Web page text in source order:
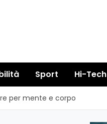
Sport Hi-Tech
per mente e corpo